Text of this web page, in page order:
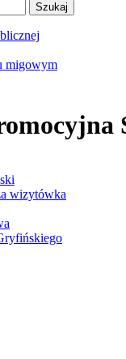
Szukaj
wizytówka